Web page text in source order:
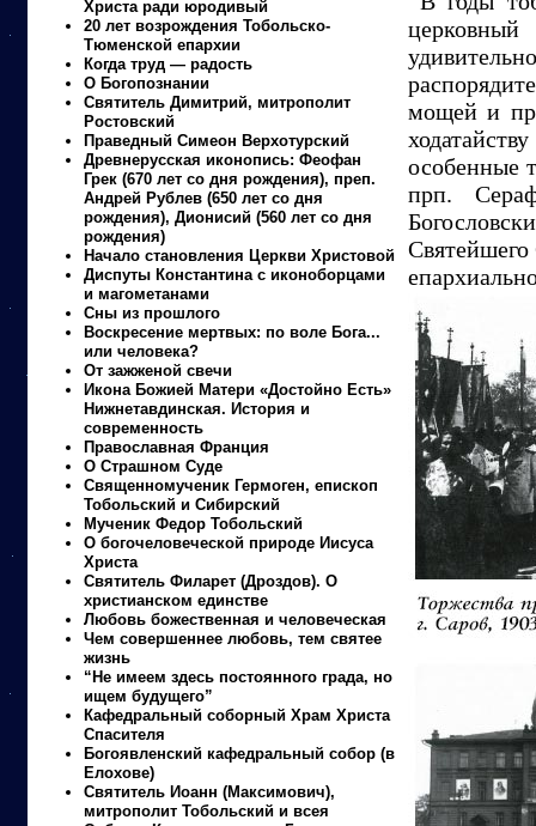
Христа ради юродивый
20 лет возрождения Тобольско-
Тюменской епархии
Когда труд — радость
О Богопознании
Святитель Димитрий, митрополит
Ростовский
Праведный Симеон Верхотурский
Древнерусская иконопись: Феофан
Грек (670 лет со дня рождения), преп.
Андрей Рублев (650 лет со дня
рождения), Дионисий (560 лет со дня
рождения)
Начало становления Церкви Христовой
Диспуты Константина с иконоборцами
и магометанами
Сны из прошлого
Воскресение мертвых: по воле Бога...
или человека?
От зажженой свечи
Икона Божией Матери «Достойно Есть»
Нижнетавдинская. История и
современность
Православная Франция
О Страшном Суде
Священномученик Гермоген, епископ
Тобольский и Сибирский
Мученик Федор Тобольский
О богочеловеческой природе Иисуса
Христа
Святитель Филарет (Дроздов). О
христианском единстве
Любовь божественная и человеческая
Чем совершеннее любовь, тем святее
жизнь
“Не имеем здесь постоянного града, но
ищем будущего”
Кафедральный соборный Храм Христа
Спасителя
Богоявленский кафедральный собор (в
Елохове)
Святитель Иоанн (Максимович),
митрополит Тобольский и всея
мощей и
особенные
прп.
Святейшего